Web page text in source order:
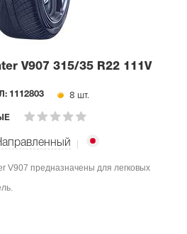
V907 315/35 R22 111V
1112803 8 шт.
V907 предназначены для легковых